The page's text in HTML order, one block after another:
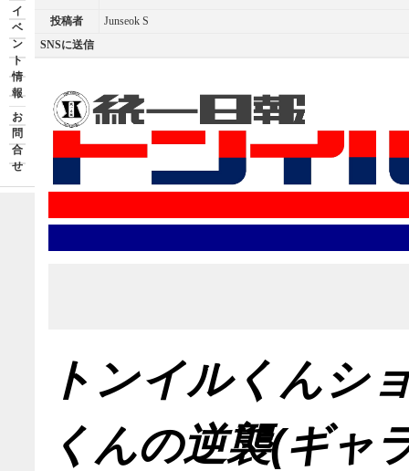
イ
ベ
ン
ト
情
報
お
問
合
せ
投稿者
Junseok S
SNSに送信
トンイルくんシ
くんの逆襲(ギャ